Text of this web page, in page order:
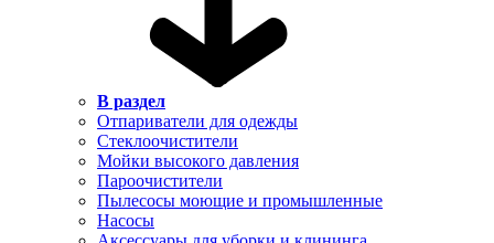
В раздел
Отпариватели для одежды
Стеклоочистители
Мойки высокого давления
Пароочистители
Пылесосы моющие и промышленные
Насосы